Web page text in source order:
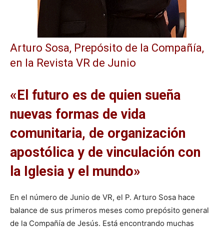
Arturo Sosa, Prepósito de la Compañía,
en la Revista VR de Junio
«El futuro es de quien sueña
nuevas formas de vida
comunitaria, de organización
apostólica y de vinculación con
la Iglesia y el mundo»
En el número de Junio de VR, el P. Arturo Sosa hace
balance de sus primeros meses como prepósito general
de la Compañía de Jesús. Está encontrando muchas